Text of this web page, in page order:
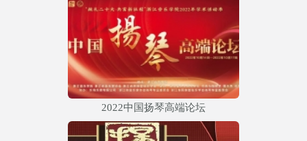
2022中国扬琴高端论坛